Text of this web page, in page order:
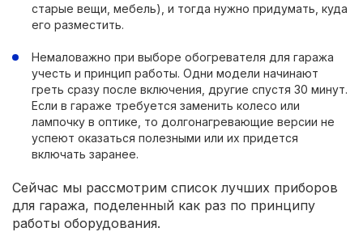
старые вещи, мебель), и тогда нужно придумать, куда
его разместить.
Немаловажно при выборе обогревателя для гаража
учесть и принцип работы. Одни модели начинают
греть сразу после включения, другие спустя 30 минут.
Если в гараже требуется заменить колесо или
лампочку в оптике, то долгонагревающие версии не
успеют оказаться полезными или их придется
включать заранее.
Сейчас мы рассмотрим список лучших приборов
для гаража, поделенный как раз по принципу
работы оборудования.